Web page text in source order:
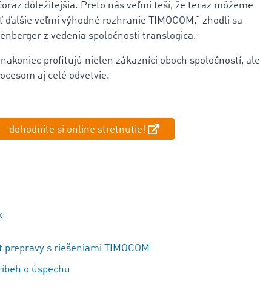
dôležitejšia. Preto nás veľmi teší, že teraz môžeme
veľmi výhodné rozhranie TIMOCOM,“ zhodli sa
z vedenia spoločnosti translogica.
profitujú nielen zákazníci oboch spoločností, ale
aj celé odvetvie.
- dohodnite si online stretnutie!
prepravy s riešeniami TIMOCOM
o úspechu